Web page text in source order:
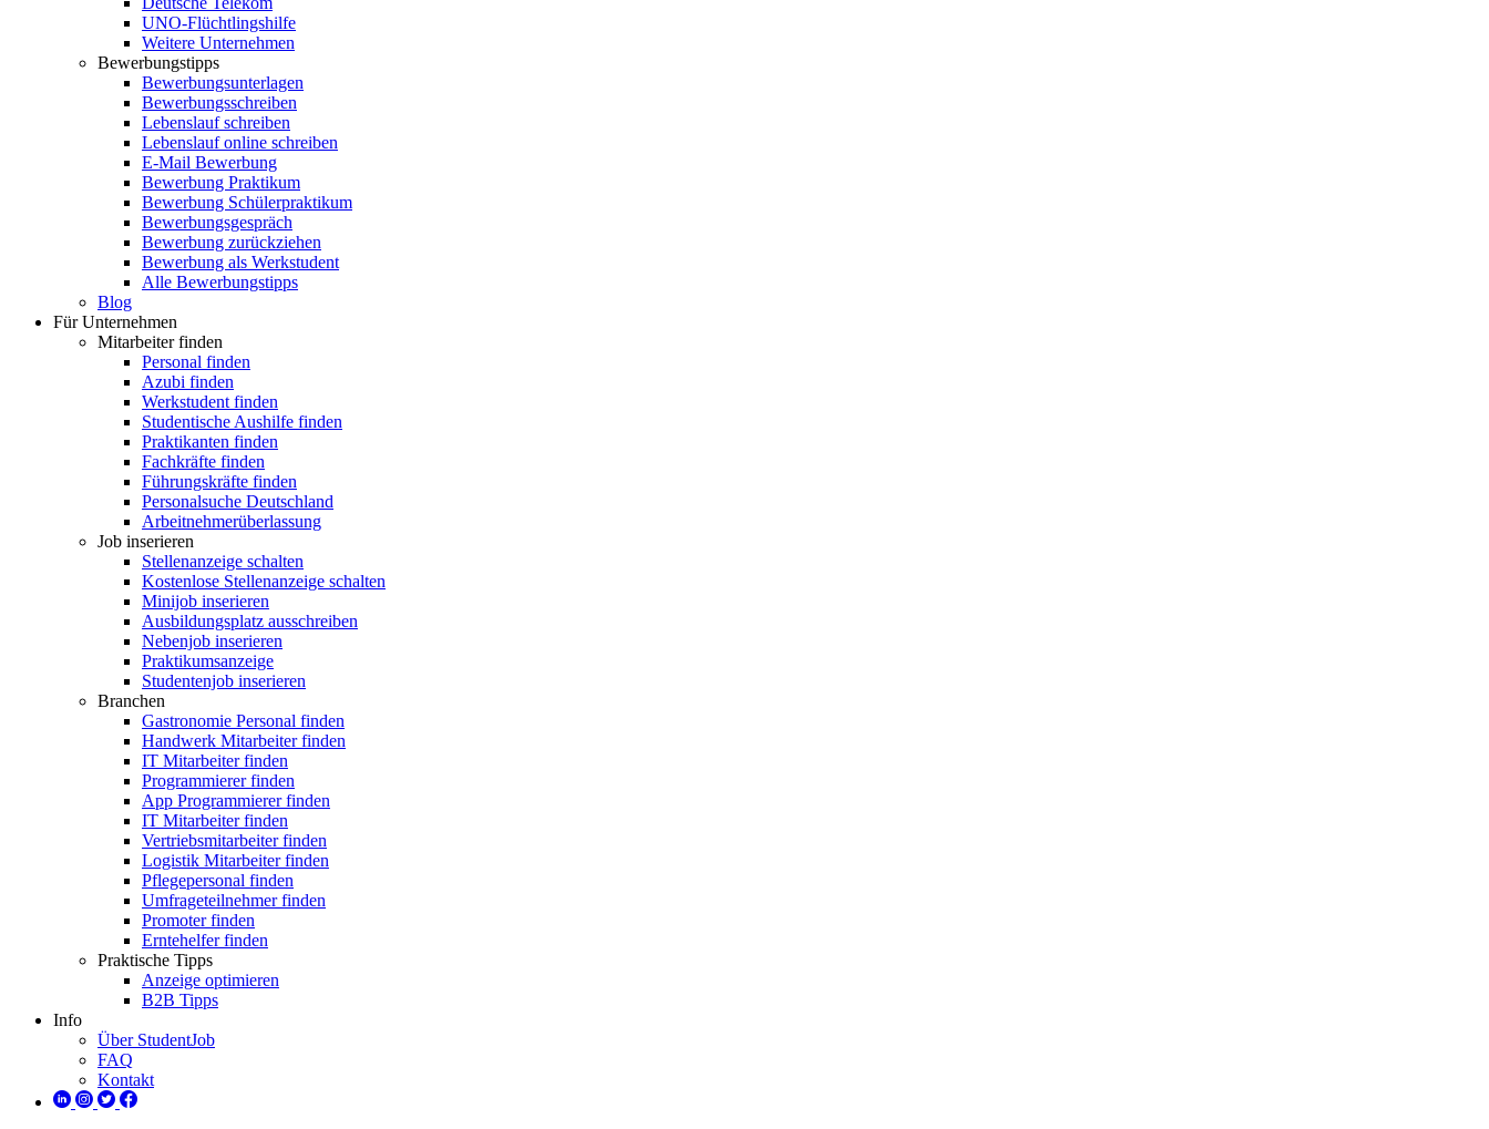
UNO-Flüchtlingshilfe
Weitere Unternehmen
Bewerbungstipps
Bewerbungsunterlagen
Bewerbungsschreiben
Lebenslauf schreiben
Lebenslauf online schreiben
E-Mail Bewerbung
Bewerbung Praktikum
Bewerbung Schülerpraktikum
Bewerbungsgespräch
Bewerbung zurückziehen
Bewerbung als Werkstudent
Alle Bewerbungstipps
Blog
Für Unternehmen
Mitarbeiter finden
Personal finden
Azubi finden
Werkstudent finden
Studentische Aushilfe finden
Praktikanten finden
Fachkräfte finden
Führungskräfte finden
Personalsuche Deutschland
Arbeitnehmerüberlassung
Job inserieren
Stellenanzeige schalten
Kostenlose Stellenanzeige schalten
Minijob inserieren
Ausbildungsplatz ausschreiben
Nebenjob inserieren
Praktikumsanzeige
Studentenjob inserieren
Branchen
Gastronomie Personal finden
Handwerk Mitarbeiter finden
IT Mitarbeiter finden
Programmierer finden
App Programmierer finden
IT Mitarbeiter finden
Vertriebsmitarbeiter finden
Logistik Mitarbeiter finden
Pflegepersonal finden
Umfrageteilnehmer finden
Promoter finden
Erntehelfer finden
Praktische Tipps
Anzeige optimieren
B2B Tipps
Info
Über StudentJob
FAQ
Kontakt